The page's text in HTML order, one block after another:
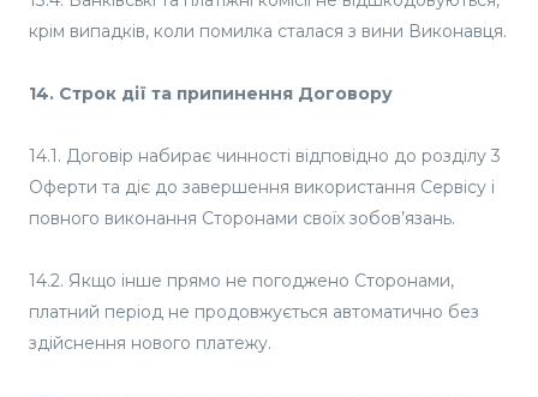
крім випадків, коли помилка сталася з вини Виконавця.
14. Строк дії та припинення Договору
14.1. Договір набирає чинності відповідно до розділу 3
Оферти та діє до завершення використання Сервісу і
повного виконання Сторонами своїх зобов’язань.
14.2. Якщо інше прямо не погоджено Сторонами,
платний період не продовжується автоматично без
здійснення нового платежу.